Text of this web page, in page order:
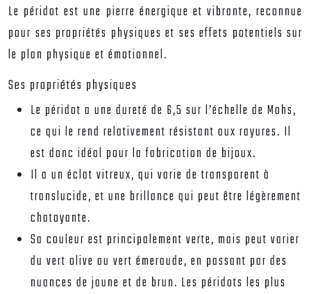
Le péridot est une pierre énergique et vibrante, reconnue
pour ses propriétés physiques et ses effets potentiels sur
le plan physique et émotionnel.
Ses propriétés physiques
Le péridot a une dureté de 6,5 sur l’échelle de Mohs,
ce qui le rend relativement résistant aux rayures. Il
est donc idéal pour la fabrication de bijoux.
Il a un éclat vitreux, qui varie de transparent à
translucide, et une brillance qui peut être légèrement
chatoyante.
Sa couleur est principalement verte, mais peut varier
du vert olive au vert émeraude, en passant par des
nuances de jaune et de brun. Les péridots les plus